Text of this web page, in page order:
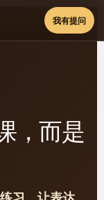
我有提问
，而是